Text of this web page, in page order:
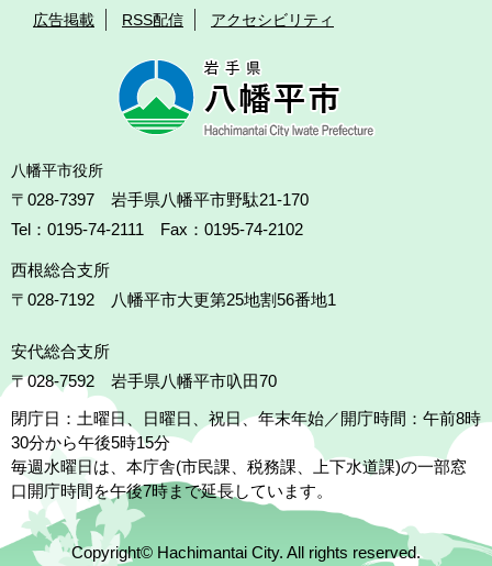
広告掲載
RSS配信 アクセシビリティ
八幡平市役所
〒028-7397 岩手県八幡平市野駄21-170
Tel：0195-74-2111 Fax：0195-74-2102
西根総合支所
〒028-7192
八幡平市大更第25地割56番地1
安代総合支所
〒028-7592
岩手県八幡平市叺田70
閉庁日：土曜日、日曜日、祝日、年末年始／開庁時間：午前8時
30分から午後5時15分
毎週水曜日は、本庁舎(市民課、税務課、上下水道課)の一部窓
口開庁時間を午後7時まで延長しています。
Copyright© Hachimantai City. All rights reserved.